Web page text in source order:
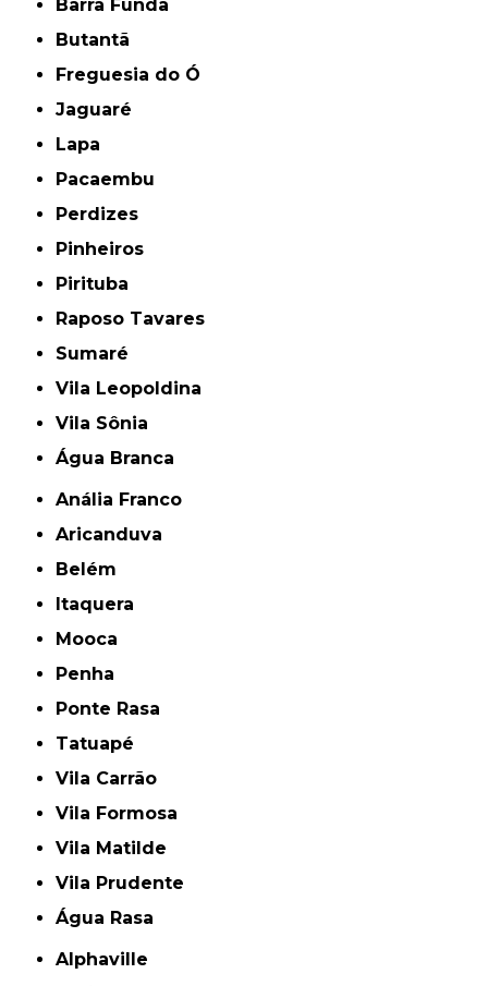
Barra Funda
Butantã
Freguesia do Ó
Jaguaré
Lapa
Pacaembu
Perdizes
Pinheiros
Pirituba
Raposo Tavares
Sumaré
Vila Leopoldina
Vila Sônia
Água Branca
Anália Franco
Aricanduva
Belém
Itaquera
Mooca
Penha
Ponte Rasa
Tatuapé
Vila Carrão
Vila Formosa
Vila Matilde
Vila Prudente
Água Rasa
Alphaville